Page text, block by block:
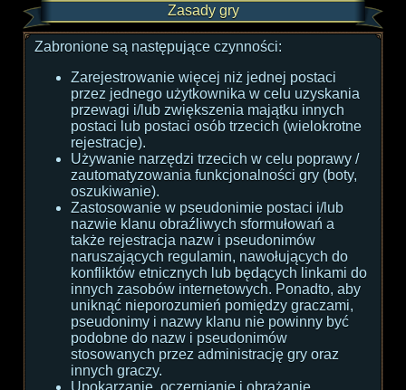
Zasady gry
Zabronione są następujące czynności:
Zarejestrowanie więcej niż jednej postaci
przez jednego użytkownika w celu uzyskania
przewagi i/lub zwiększenia majątku innych
postaci lub postaci osób trzecich (wielokrotne
rejestracje).
Używanie narzędzi trzecich w celu poprawy /
zautomatyzowania funkcjonalności gry (boty,
oszukiwanie).
Zastosowanie w pseudonimie postaci i/lub
nazwie klanu obraźliwych sformułowań a
także rejestracja nazw i pseudonimów
naruszających regulamin, nawołujących do
konfliktów etnicznych lub będących linkami do
innych zasobów internetowych. Ponadto, aby
uniknąć nieporozumień pomiędzy graczami,
pseudonimy i nazwy klanu nie powinny być
podobne do nazw i pseudonimów
stosowanych przez administrację gry oraz
innych graczy.
Upokarzanie, oczernianie i obrażanie